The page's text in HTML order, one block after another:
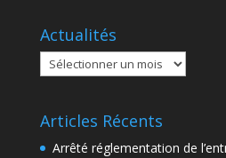
Actualités
Actualités
Articles Récents
Arrêté réglementation de